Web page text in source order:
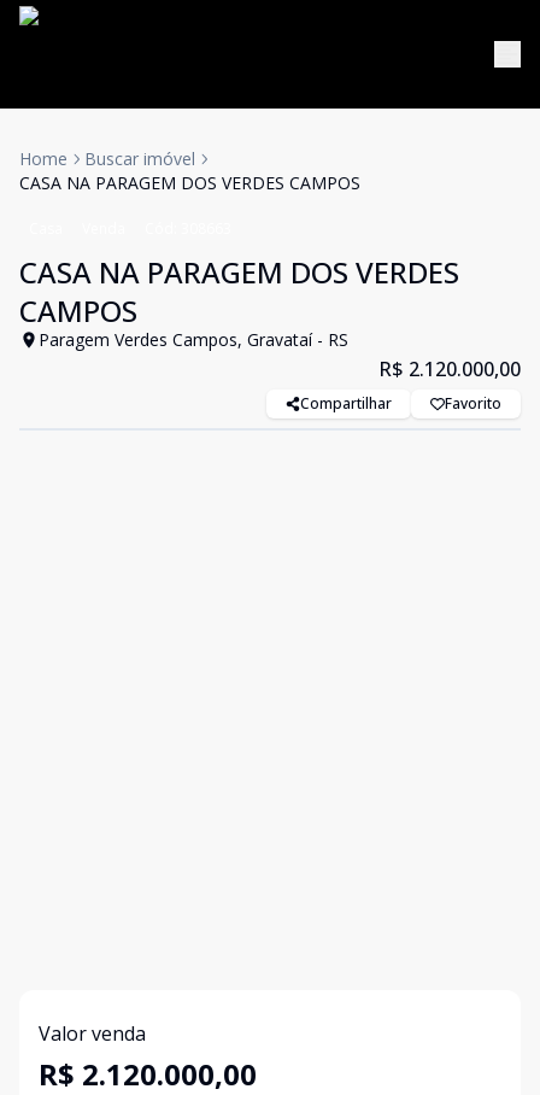
Home
Buscar imóvel
CASA NA PARAGEM DOS VERDES CAMPOS
CASA NA PARAGEM DOS VERDES
CAMPOS
Paragem Verdes Campos, Gravataí - RS
R$ 2.120.000,00
Compartilhar Favorito
Valor venda
R$ 2.120.000,00